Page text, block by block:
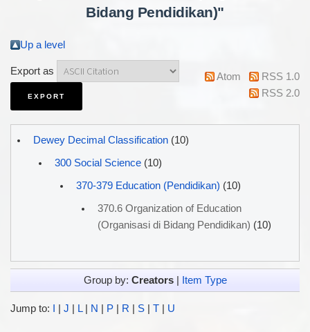
Bidang Pendidikan)"
Up a level
Export as Atom
RSS 1.0
RSS 2.0
Dewey Decimal Classification(10)
300 Social Science(10)
370-379 Education (Pendidikan) (10)
370.6 Organization of Education
(Organisasi di Bidang Pendidikan) (10)
Group by: Creators| Item Type
Jump to: I | J | L| N | P| R | S| T| U